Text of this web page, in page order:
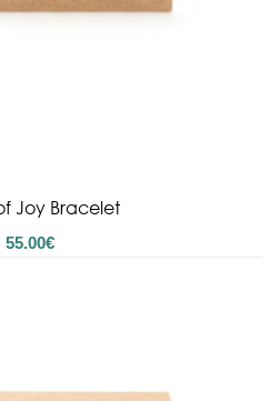
Joy Bracelet
55.00€